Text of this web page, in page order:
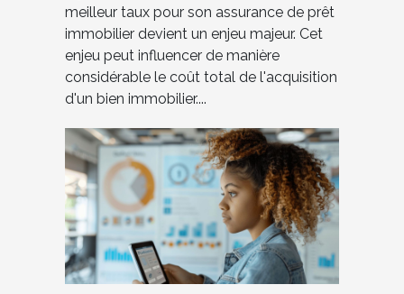
meilleur taux pour son assurance de prêt
immobilier devient un enjeu majeur. Cet
enjeu peut influencer de manière
considérable le coût total de l'acquisition
d'un bien immobilier....